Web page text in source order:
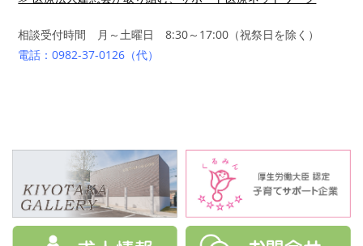
相談受付時間 月～土曜日 8:30～17:00（祝祭日を除く）
電話：0982-37-0126（代）